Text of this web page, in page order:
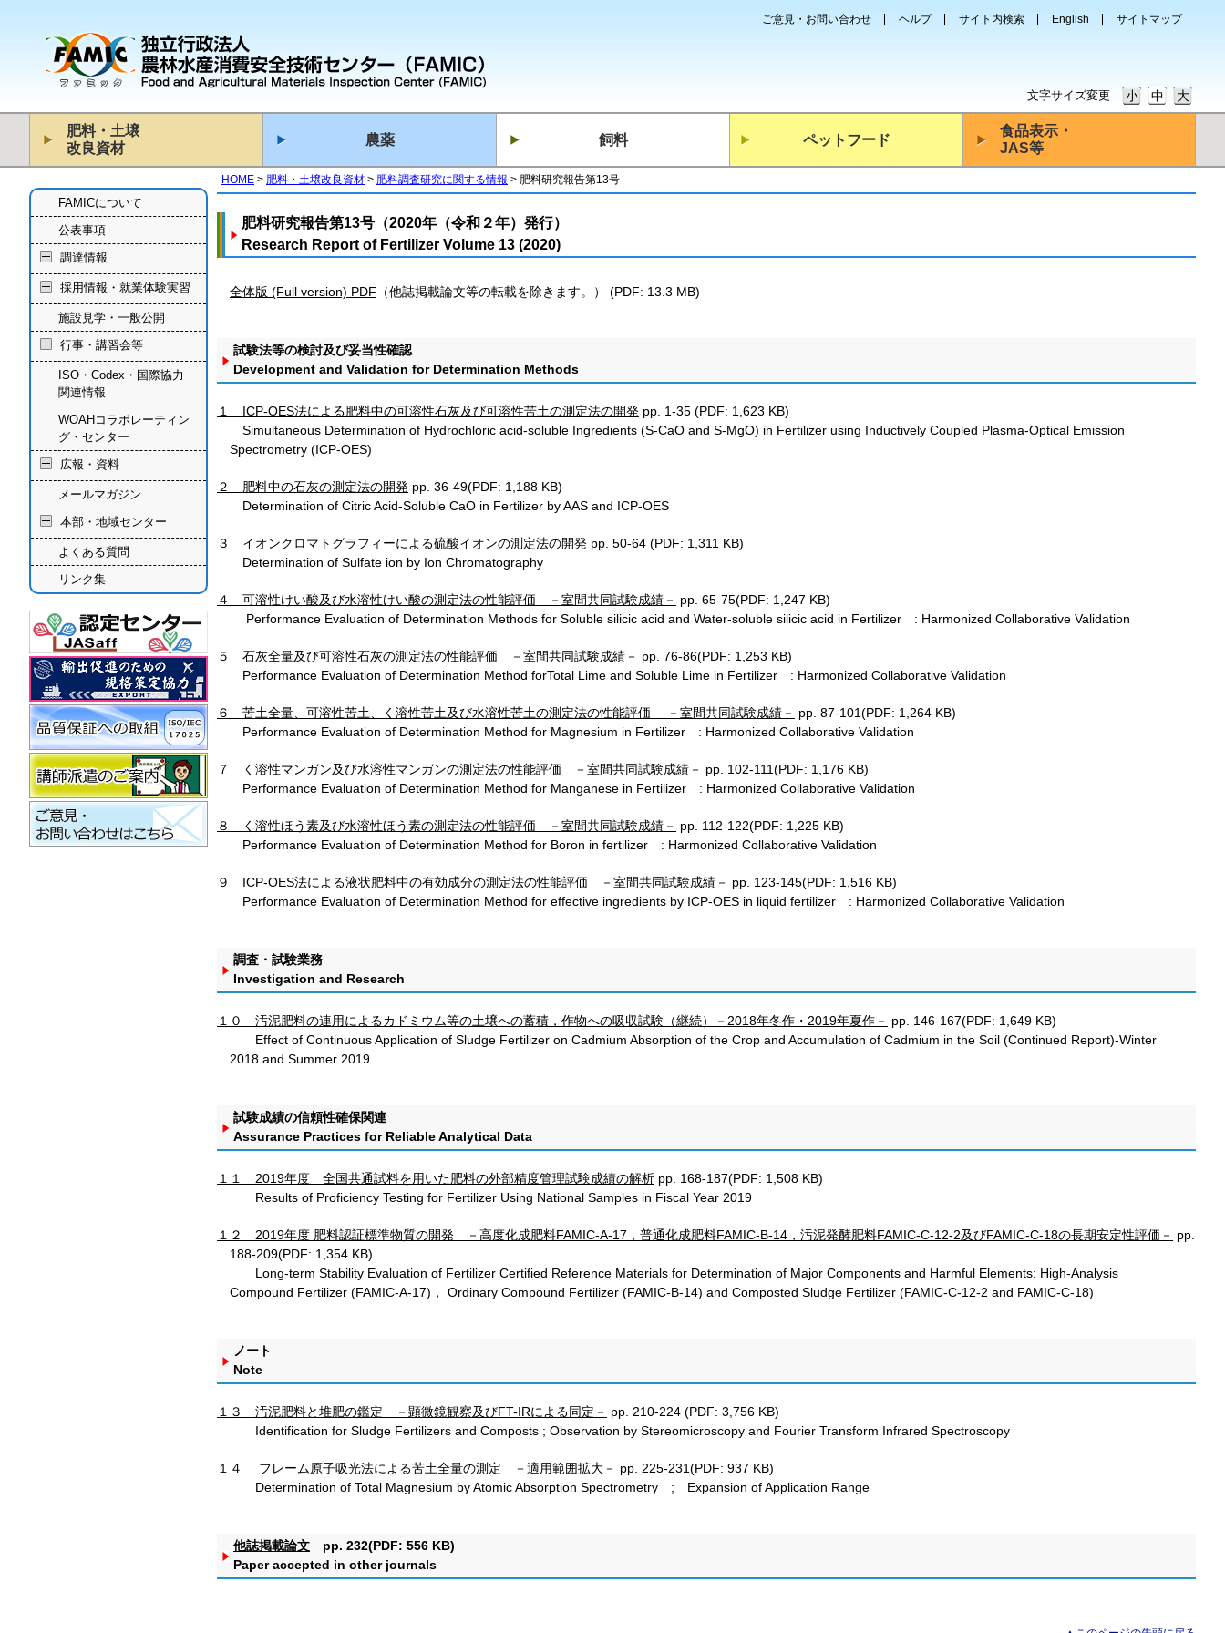
ご意見・お問い合わせ ヘルプ サイト内検索 English サイトマップ
文字サイズ変更 小 中 大
肥料・土壌
改良資材
農薬 飼料 ペットフード
食品表示・
JAS等
HOME 肥料・土壌改良資材 肥料調査研究に関する情報 肥料研究報告第13号
肥料研究報告第13号（2020年（令和２年）発行）
Research Report of Fertilizer Volume 13 (2020)
全体版 (Full version) PDF （他誌掲載論文等の転載を除きます。） (PDF: 13.3 MB)
試験法等の検討及び妥当性確認
Development and Validation for Determination Methods
１ ICP-OES法による肥料中の可溶性石灰及び可溶性苦土の測定法の開発 pp. 1-35 (PDF: 1,623 KB)
Simultaneous Determination of Hydrochloric acid-soluble Ingredients (S-CaO and S-MgO) in Fertilizer using Inductively Coupled Plasma-Optical Emission
Spectrometry (ICP-OES)
２ 肥料中の石灰の測定法の開発 pp. 36-49(PDF: 1,188 KB)
Determination of Citric Acid-Soluble CaO in Fertilizer by AAS and ICP-OES
３ イオンクロマトグラフィーによる硫酸イオンの測定法の開発 pp. 50-64 (PDF: 1,311 KB)
Determination of Sulfate ion by Ion Chromatography
４ 可溶性けい酸及び水溶性けい酸の測定法の性能評価 －室間共同試験成績－ pp. 65-75(PDF: 1,247 KB)
Performance Evaluation of Determination Methods for Soluble silicic acid and Water-soluble silicic acid in Fertilizer : Harmonized Collaborative Validation
５ 石灰全量及び可溶性石灰の測定法の性能評価 －室間共同試験成績－ pp. 76-86(PDF: 1,253 KB)
Performance Evaluation of Determination Method forTotal Lime and Soluble Lime in Fertilizer : Harmonized Collaborative Validation
６ 苦土全量、可溶性苦土、く溶性苦土及び水溶性苦土の測定法の性能評価 －室間共同試験成績－ pp. 87-101(PDF: 1,264 KB)
Performance Evaluation of Determination Method for Magnesium in Fertilizer : Harmonized Collaborative Validation
７ く溶性マンガン及び水溶性マンガンの測定法の性能評価 －室間共同試験成績－ pp. 102-111(PDF: 1,176 KB)
Performance Evaluation of Determination Method for Manganese in Fertilizer : Harmonized Collaborative Validation
８ く溶性ほう素及び水溶性ほう素の測定法の性能評価 －室間共同試験成績－ pp. 112-122(PDF: 1,225 KB)
Performance Evaluation of Determination Method for Boron in fertilizer : Harmonized Collaborative Validation
９ ICP-OES法による液状肥料中の有効成分の測定法の性能評価 －室間共同試験成績－ pp. 123-145(PDF: 1,516 KB)
Performance Evaluation of Determination Method for effective ingredients by ICP-OES in liquid fertilizer : Harmonized Collaborative Validation
調査・試験業務
Investigation and Research
１０ 汚泥肥料の連用によるカドミウム等の土壌への蓄積，作物への吸収試験（継続）－2018年冬作・2019年夏作－ pp. 146-167(PDF: 1,649 KB)
Effect of Continuous Application of Sludge Fertilizer on Cadmium Absorption of the Crop and Accumulation of Cadmium in the Soil (Continued Report)-Winter
2018 and Summer 2019
試験成績の信頼性確保関連
Assurance Practices for Reliable Analytical Data
１１ 2019年度 全国共通試料を用いた肥料の外部精度管理試験成績の解析 pp. 168-187(PDF: 1,508 KB)
Results of Proficiency Testing for Fertilizer Using National Samples in Fiscal Year 2019
１２ 2019年度 肥料認証標準物質の開発 －高度化成肥料FAMIC-A-17，普通化成肥料FAMIC-B-14，汚泥発酵肥料FAMIC-C-12-2及びFAMIC-C-18の長期安定性評価－ pp.
188-209(PDF: 1,354 KB)
Long-term Stability Evaluation of Fertilizer Certified Reference Materials for Determination of Major Components and Harmful Elements: High-Analysis
Compound Fertilizer (FAMIC-A-17)， Ordinary Compound Fertilizer (FAMIC-B-14) and Composted Sludge Fertilizer (FAMIC-C-12-2 and FAMIC-C-18)
ノート
Note
１３ 汚泥肥料と堆肥の鑑定 －顕微鏡観察及びFT-IRによる同定－ pp. 210-224 (PDF: 3,756 KB)
Identification for Sludge Fertilizers and Composts ; Observation by Stereomicroscopy and Fourier Transform Infrared Spectroscopy
１４ フレーム原子吸光法による苦土全量の測定 －適用範囲拡大－ pp. 225-231(PDF: 937 KB)
Determination of Total Magnesium by Atomic Absorption Spectrometry ; Expansion of Application Range
他誌掲載論文 pp. 232(PDF: 556 KB)
Paper accepted in other journals
FAMICについて
公表事項
調達情報
採用情報・就業体験実習
施設見学・一般公開
行事・講習会等
ISO・Codex・国際協力
関連情報
WOAHコラボレーティン
グ・センター
広報・資料
メールマガジン
本部・地域センター
よくある質問
リンク集